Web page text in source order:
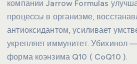
компании Jarrow Formulas
процессы в организме,
антиоксидантом, усиливает
укрепляет иммунитет. Убихинол
форма коэнзима Q10 ( CoQ10 ).